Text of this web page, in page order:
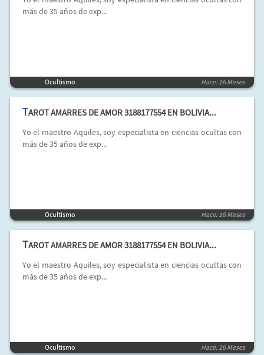
más de 35 años de exp...
Ocultismo Hace: 16 Meses
TAROT AMARRES DE AMOR 3188177554 EN BOLIVIA...
Yo el maestro Aquiles, soy especialista en ciencias ocultas con
más de 35 años de exp...
Ocultismo Hace: 16 Meses
TAROT AMARRES DE AMOR 3188177554 EN BOLIVIA...
Yo el maestro Aquiles, soy especialista en ciencias ocultas con
más de 35 años de exp...
Ocultismo Hace: 16 Meses